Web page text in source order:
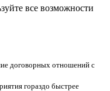
все возможности
договорных отношений с
гораздо быстрее